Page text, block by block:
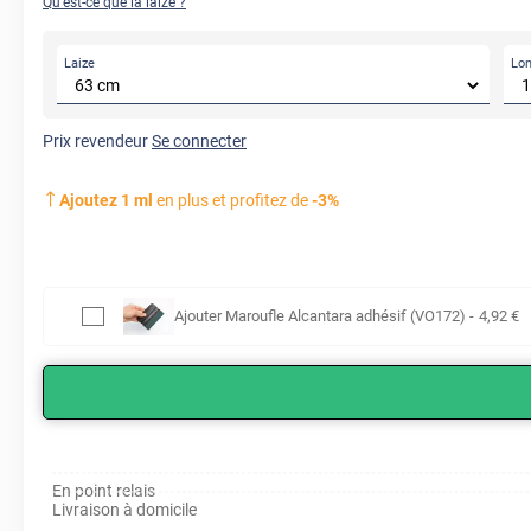
Laize
Prix revendeurSe connecter
Ajoutez 1 ml en plus et profitez de-3%
Ajouter Maroufle Alcantara adhésif (VO172) - 4,92 €
En point relais
Livraison à domicile